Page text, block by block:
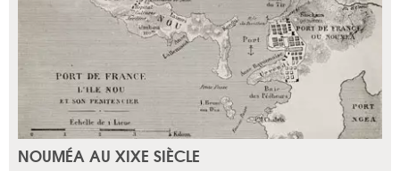
NOUMÉA AU XIXE SIÈCLE